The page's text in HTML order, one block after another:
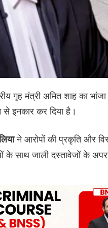
गृह मंत्री अमित शाह का
इनकार कर दिया है।
ने आरोपों की प्रकृति और
के साथ जाली दस्तावेजों के